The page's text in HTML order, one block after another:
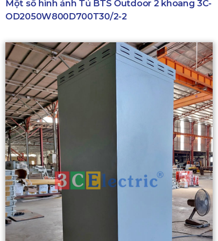
Một số hình ảnh Tủ BTS Outdoor 2 khoang 3C-
OD2050W800D700T30/2-2